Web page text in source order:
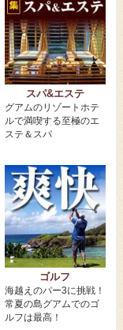
スパ&エステ
グアムのリゾートホテ
ルで満喫する至極のエ
ステ＆スパ
ゴルフ
海越えのパー3に挑戦！
常夏の島グアムでのゴ
ルフは最高！